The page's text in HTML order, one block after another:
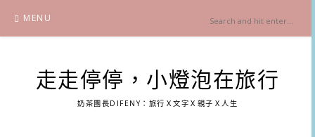
content
MENU
走走停停，小燈泡在旅行
奶茶團長DIFENY：旅行Ｘ文字Ｘ親子Ｘ人生